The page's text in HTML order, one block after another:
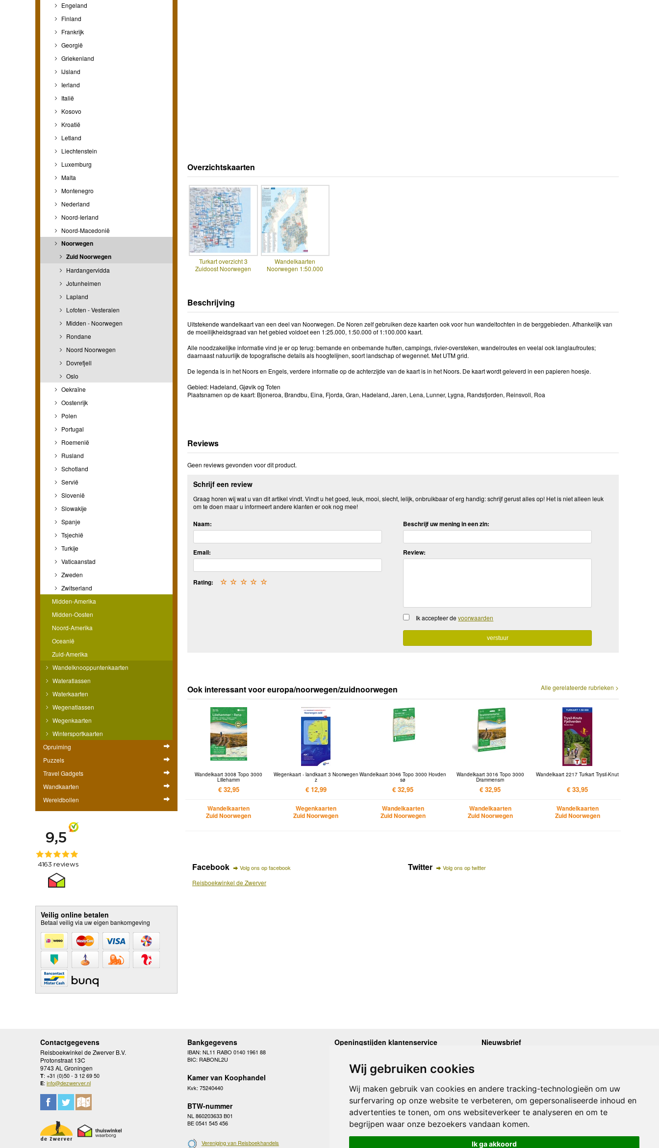
Wij gebruiken cookies
Wij maken gebruik van cookies en andere tracking-technologieën om uw
surfervaring op onze website te verbeteren, om gepersonaliseerde inhoud en
advertenties te tonen, om ons websiteverkeer te analyseren en om te
begrijpen waar onze bezoekers vandaan komen.
Ik ga akkoord
Engeland
Finland
Frankrijk
Georgië
Griekenland
IJsland
Ierland
Italië
Kosovo
Kroatië
Letland
Liechtenstein
Luxemburg
Malta
Montenegro
Nederland
Noord-Ierland
Noord-Macedonië
Noorwegen
Zuid Noorwegen
Hardangervidda
Jotunheimen
Lapland
Lofoten - Vesteralen
Midden - Noorwegen
Rondane
Noord Noorwegen
Dovrefjell
Oslo
Oekraïne
Oostenrijk
Polen
Portugal
Roemenië
Rusland
Schotland
Servië
Slovenië
Slowakije
Spanje
Tsjechië
Turkije
Vaticaanstad
Zweden
Zwitserland
Midden-Amerika
Midden-Oosten
Noord-Amerika
Oceanië
Zuid-Amerika
Wandelknooppuntenkaarten
Wateratlassen
Waterkaarten
Wegenatlassen
Wegenkaarten
Wintersportkaarten
Opruiming
Puzzels
Travel Gadgets
Wandkaarten
Wereldbollen
Veilig online betalen
Betaal veilig via uw eigen bankomgeving
Overzichtskaarten
Turkart overzicht 3
Zuidoost Noorwegen
Wandelkaarten
Noorwegen 1:50.000
Beschrijving
Uitstekende wandelkaart van een deel van Noorwegen. De Noren zelf gebruiken deze kaarten ook voor hun wandeltochten in de berggebieden. Afhankelijk van
de moeilijkheidsgraad van het gebied voldoet een 1:25.000, 1:50.000 of 1:100.000 kaart.
Alle noodzakelijke informatie vind je er op terug: bemande en onbemande hutten, campings, rivier-oversteken, wandelroutes en veelal ook langlaufroutes;
daarnaast natuurlijk de topografische details als hoogtelijnen, soort landschap of wegennet. Met UTM grid.
De legenda is in het Noors en Engels, verdere informatie op de achterzijde van de kaart is in het Noors. De kaart wordt geleverd in een papieren hoesje.
Gebied: Hadeland, Gjøvik og Toten
Plaatsnamen op de kaart: Bjoneroa, Brandbu, Eina, Fjorda, Gran, Hadeland, Jaren, Lena, Lunner, Lygna, Randsfjorden, Reinsvoll, Roa
Reviews
Geen reviews gevonden voor dit product.
Schrijf een review
Graag horen wij wat u van dit artikel vindt. Vindt u het goed, leuk, mooi, slecht, lelijk, onbruikbaar of erg handig: schrijf gerust alles op! Het is niet alleen leuk
om te doen maar u informeert andere klanten er ook nog mee!
Naam:
Email:
Rating: ☆
☆
☆
☆
☆
Beschrijf uw mening in een zin:
Review:
Ik accepteer devoorwaarden
Alle gerelateerde rubrieken >
Ook interessant voor europa/noorwegen/zuidnoorwegen
Wandelkaart 3008 Topo 3000
Lillehamm
€ 32,95
Wandelkaarten
Zuid Noorwegen
Wegenkaart - landkaart 3 Noorwegen
z
€ 12,99
Wegenkaarten
Zuid Noorwegen
Wandelkaart 3046 Topo 3000 Hovden
sø
€ 32,95
Wandelkaarten
Zuid Noorwegen
Wandelkaart 3016 Topo 3000
Drammensm
€ 32,95
Wandelkaarten
Zuid Noorwegen
Wandelkaart 2217 Turkart Trysil-Knut
€ 33,95
Wandelkaarten
Zuid Noorwegen
Facebook Volg ons op facebook
Reisboekwinkel de Zwerver
Twitter Volg ons op twitter
Contactgegevens
Reisboekwinkel de Zwerver B.V.
Protonstraat 13C
9743 AL Groningen
T: +31 (0)50 - 3 12 69 50
E: info@dezwerver.nl
Bankgegevens
IBAN: NL11 RABO 0140 1961 88
BIC: RABONL2U
Kamer van Koophandel
Kvk: 75240440
BTW-nummer
NL 860203633 B01
BE 0541 545 456
Vereniging van Reisboekhandels
Openingstijden klantenservice
Woensdag
10.00 - 12.30 en 13.30 - 17.00
Donderdag
Vrijdag
10.00 - 12.30 en 13.30 - 17.00
Zaterdag
gesloten
Zondag
gesloten
Nieuwsbrief
Onze laatste Nieuwsbrief
Inschrijven